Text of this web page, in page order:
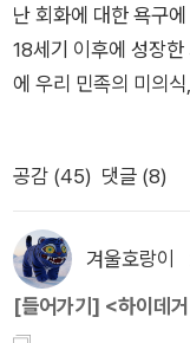
저작(확인해보니 아
책이어서 본격독서
온 그의 3부작과 연관지어 읽
계는 존재하지 않는
가>다. 프레히트의 '
의 종횡이다. 동시에
엿볼 수 있겠다...
그가 감각과 앎의 차
시하는 곳도 <테아이
<티마이오스>에서 말
의 이데아론> , p120 형상은 이성(理性, logos)에 의해서만 드
이성은 발견되지 않는
은 불변의 진리를 결
는 감각의 세계를 벗
난 회화에 대한 욕구
18세기 이후에 성장한
에 우리 민족의 미의
하겠다. _ 김원룡, 안
전남 강진에 있는 한
민화 소재들의 의미,
해 들을 수 있었다. 당
미가 민화에 담겨있다
공감 (45) 댓글 (8)
겨울호랑이
[들어가기] <하이데